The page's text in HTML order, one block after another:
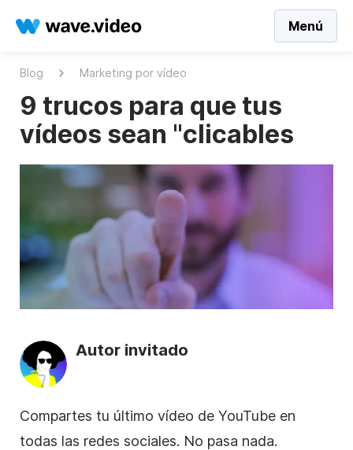
Menú
Blog Marketing por vídeo
9 trucos para que tus
vídeos sean "clicables
Autor invitado
Compartes tu último vídeo de YouTube en
todas las redes sociales. No pasa nada.